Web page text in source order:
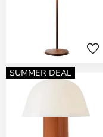
SUMMER DEAL